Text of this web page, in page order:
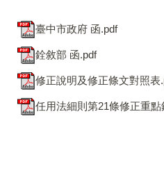
臺中市政府 函.pdf
銓敘部 函.pdf
修正說明及修正條文對照表
任用法細則第21條修正重